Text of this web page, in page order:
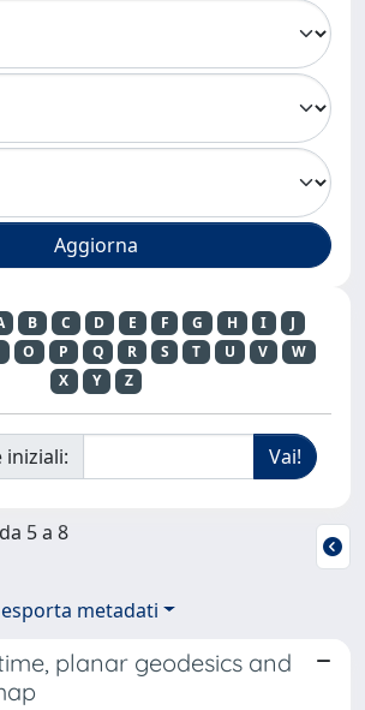
B C D E F G H I
J
O P Q R S T U V
W
X
Y Z
iniziali:
5 a 8
esporta metadati
planar geodesics and